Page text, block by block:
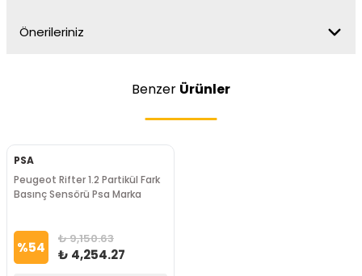
Önerileriniz
Benzer Ürünler
PSA
Peugeot Rifter 1.2 Partikül Fark
Basınç Sensörü Psa Marka
%54 ₺ 9,150.63
₺ 4,254.27